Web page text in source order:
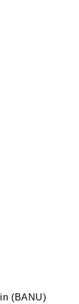
(BANU)